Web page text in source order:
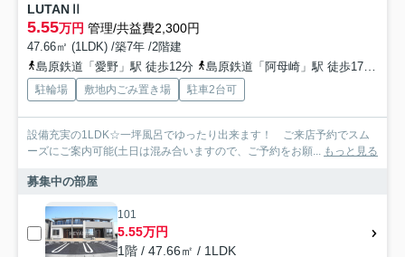
LUTANⅡ
5.55万円 管理/共益費2,300円
47.66㎡ (1LDK) /築7年 /2階建
島原鉄道「愛野」駅 徒歩12分
島原鉄道「阿母崎」駅 徒歩17分
駐輪場 敷地内ごみ置き場 駐車2台可
設備充実の1LDK☆一坪風呂でゆったり出来ます！ ご来店予約でスム
ーズにご案内可能(土日は混み合いますので、ご予約をお願... もっと見る
募集中の部屋
101
5.55万円
1階 / 47.66㎡ / 1LDK